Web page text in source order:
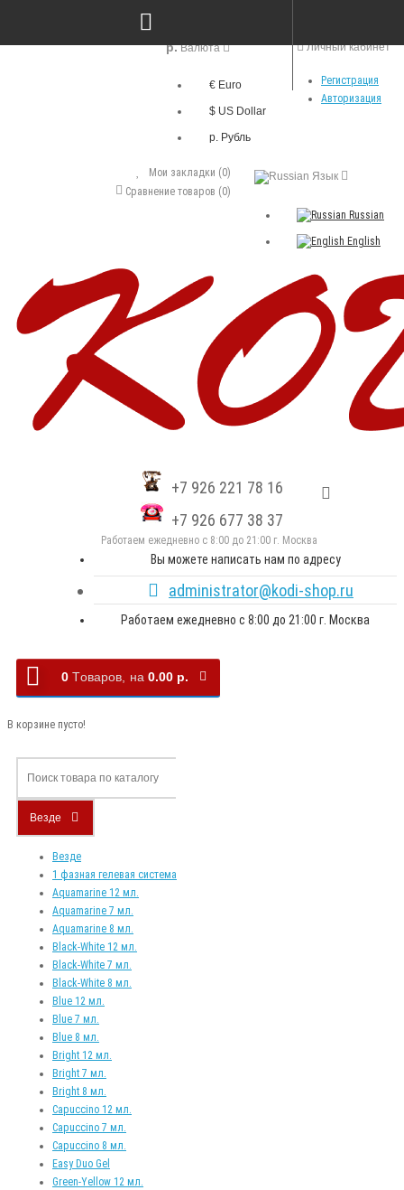
Личный кабинет
Регистрация
Авторизация
р. Валюта
€ Euro
$ US Dollar
р. Рубль
Язык
Russian
English
Мои закладки (0)
Сравнение товаров (0)
+7 926 221 78 16
+7 926 677 38 37
Работаем ежедневно с 8:00 до 21:00 г. Москва
Вы можете написать нам по адресу
administrator@kodi-shop.ru
Работаем ежедневно с 8:00 до 21:00 г. Москва
0 Tоваров, на 0.00 р.
В корзине пусто!
Везде
Везде
1 фазная гелевая система
Aquamarine 12 мл.
Aquamarine 7 мл.
Aquamarine 8 мл.
Black-White 12 мл.
Black-White 7 мл.
Black-White 8 мл.
Blue 12 мл.
Blue 7 мл.
Blue 8 мл.
Bright 12 мл.
Bright 7 мл.
Bright 8 мл.
Capuccino 12 мл.
Capuccino 7 мл.
Capuccino 8 мл.
Easy Duo Gel
Green-Yellow 12 мл.